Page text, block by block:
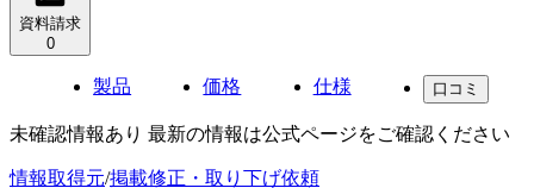
資料請求
0
製品 価格 仕様 口コミ
未確認情報あり 最新の情報は公式ページをご確認ください
情報取得元/掲載修正・取り下げ依頼